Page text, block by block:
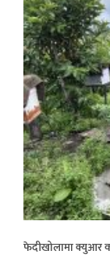
फेदीखोलामा क्युआर